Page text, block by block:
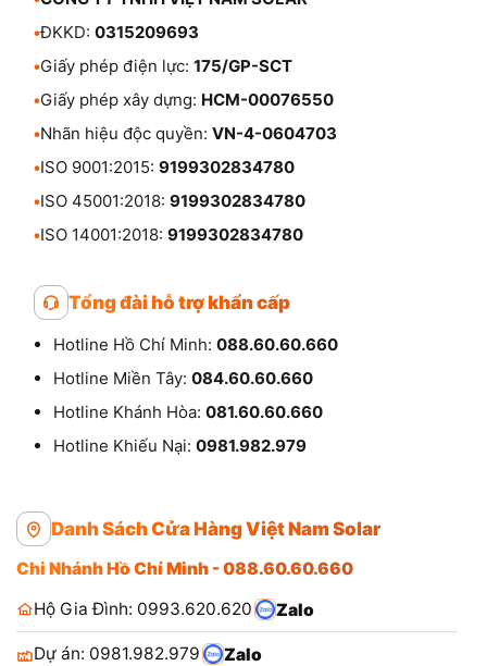
•ĐKKD: 0315209693
•Giấy phép điện lực: 175/GP-SCT
•Giấy phép xây dựng: HCM-00076550
•Nhãn hiệu độc quyền: VN-4-0604703
•ISO 9001:2015: 9199302834780
•ISO 45001:2018: 9199302834780
•ISO 14001:2018: 9199302834780
Tổng đài hỗ trợ khẩn cấp
Hotline Hồ Chí Minh: 088.60.60.660
Hotline Miền Tây: 084.60.60.660
Hotline Khánh Hòa: 081.60.60.660
Hotline Khiếu Nại: 0981.982.979
Danh Sách Cửa Hàng Việt Nam Solar
Chi Nhánh Hồ Chí Minh - 088.60.60.660
Hộ Gia Đình: 0993.620.620
Zalo
Dự án: 0981.982.979 Zalo